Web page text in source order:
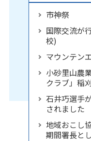
市神祭
国際交流が
校)
マウンテン
小砂里山農
クラブ」稲
石井巧選手
されました
地域おこし
期間署長と